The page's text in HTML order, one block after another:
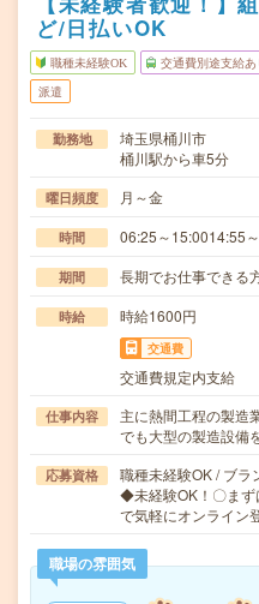
ど/日払いOK
職種未経験OK 交通費別途支給あ
派遣
勤務地
埼玉県桶川市
桶川駅から車5分
曜日頻度 月～金
時間 06:25～15:0014:55
期間 長期でお仕事できる
時給 時給1600円
交通費
交通費規定内支給
仕事内容
主に熱間工程の製造
でも大型の製造設備
応募資格
職種未経験OK / ブラ
◆未経験OK！〇まず
で気軽にオンライ
職場の雰囲気